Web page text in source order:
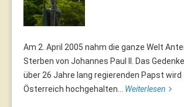
Am 2. April 2005 nahm die ganze Welt
Sterben von Johannes Paul II. Das
über 26 Jahre lang regierenden Papst wird
Österreich hochgehalten... Weiterlesen